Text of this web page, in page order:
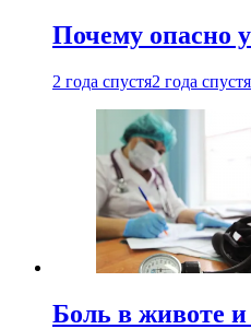
Почему опасно
2 года спустя2 года спустя
Боль в животе и